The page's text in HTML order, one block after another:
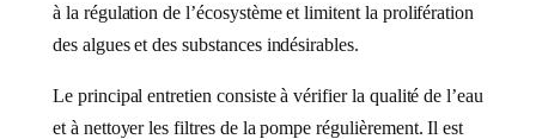
à la régulation de l’écosystème et limitent la prolifération
des algues et des substances indésirables.
Le principal entretien consiste à vérifier la qualité de l’eau
et à nettoyer les filtres de la pompe régulièrement. Il est